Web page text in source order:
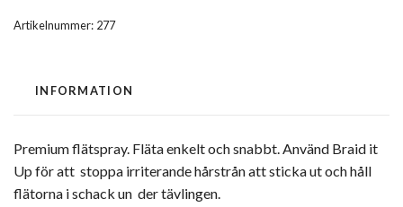
Artikelnummer: 277
INFORMATION
Premium flätspray. Fläta enkelt och snabbt. Använd Braid it
Up för att stoppa irriterande hårstrån att sticka ut och håll
flätorna i schack un der tävlingen.